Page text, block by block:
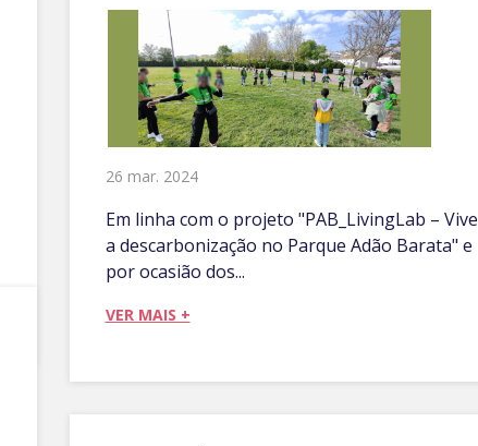
26 mar. 2024
Em linha com o projeto "PAB_LivingLab – Vive
a descarbonização no Parque Adão Barata" e
por ocasião dos...
VER MAIS +